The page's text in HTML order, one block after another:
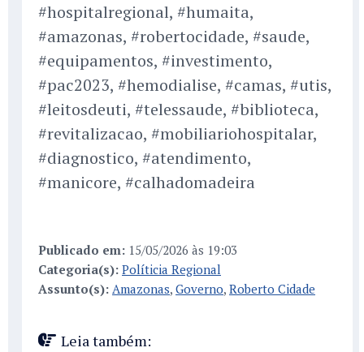
#hospitalregional, #humaita,
#amazonas, #robertocidade, #saude,
#equipamentos, #investimento,
#pac2023, #hemodialise, #camas, #utis,
#leitosdeuti, #telessaude, #biblioteca,
#revitalizacao, #mobiliariohospitalar,
#diagnostico, #atendimento,
#manicore, #calhadomadeira
Publicado em: 15/05/2026 às 19:03
Categoria(s): Políticia Regional
Assunto(s): Amazonas, Governo, Roberto Cidade
Leia também: